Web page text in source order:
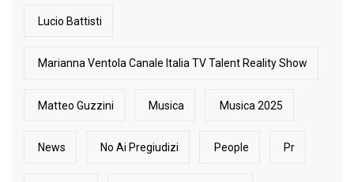
Lucio Battisti
Marianna Ventola Canale Italia TV Talent Reality Show
Matteo Guzzini Musica Musica 2025
News No Ai Pregiudizi People Pr